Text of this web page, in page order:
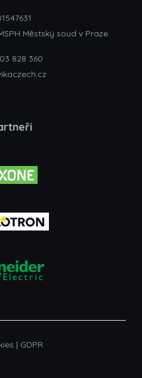
Městský soud v Praze
828 360
| GDPR